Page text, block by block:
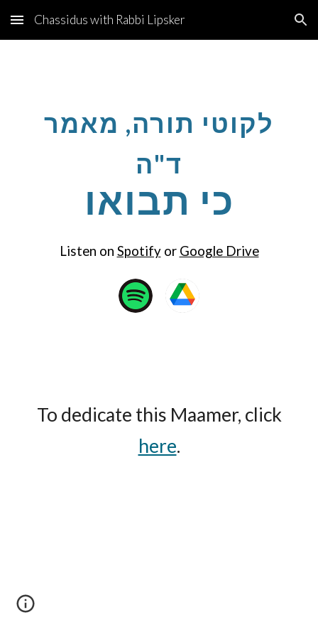
Skip to main content Skip to navigation
Chassidus with Rabbi Lipsker
לקוטי תורה, מאמר
ד"ה
כי תבואו
Listen on Spotifyor Google Drive
To dedicate this Maamer, click
here.